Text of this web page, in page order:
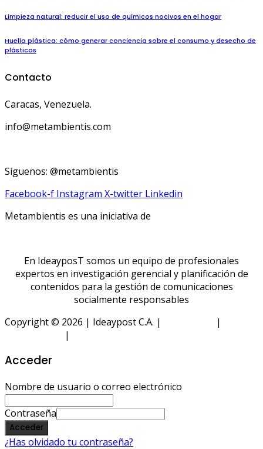
Limpieza natural: reducir el uso de químicos nocivos en el hogar
Huella plástica: cómo generar conciencia sobre el consumo y desecho de
plásticos
Contacto
Caracas, Venezuela.
info@metambientis.com
Síguenos: @metambientis
Facebook-f Instagram X-twitter Linkedin
Metambientis es una iniciativa de
En IdeayposT somos un equipo de profesionales
expertos en investigación gerencial y planificación de
contenidos para la gestión de comunicaciones
socialmente responsables
Copyright © 2026 | Ideaypost C.A. |
|
|
Acceder
Nombre de usuario o correo electrónico
Contraseña
Acceder
¿Has olvidado tu contraseña?